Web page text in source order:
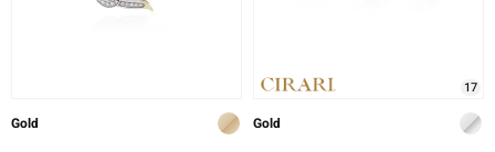
Gold
17
Gold